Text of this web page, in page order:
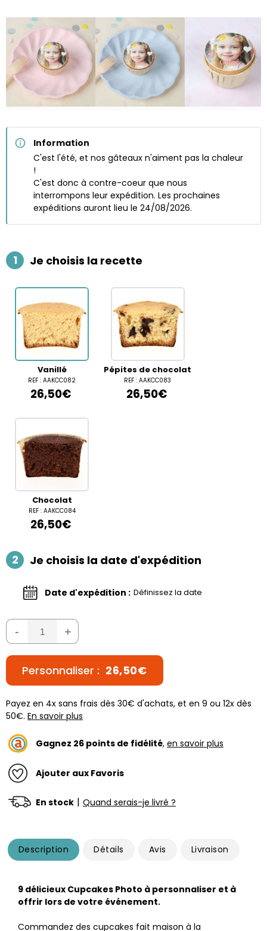
Information
C'est l'été, et nos gâteaux n'aiment pas la chaleur
!
C'est donc à contre-coeur que nous
interrompons leur expédition. Les prochaines
expéditions auront lieu le 24/08/2026.
1 Je choisis la recette
Vanillé
REF : AAKCC082
26,50€
Pépites de chocolat
REF : AAKCC083
26,50€
Chocolat
REF : AAKCC084
26,50€
2 Je choisis la date d'expédition
Date d'expédition : Définissez la date
- +
Personnaliser : 26,50€
Payez en 4x sans frais dès 30€ d'achats, et en 9 ou 12x dès
50€. En savoir plus
Gagnez 26 points de fidélité, en savoir plus
Ajouter aux Favoris
En stock | Quand serais-je livré ?
Description Détails Avis Livraison
9 délicieux Cupcakes Photo à personnaliser et à
offrir lors de votre événement.
Commandez des cupcakes fait maison à la